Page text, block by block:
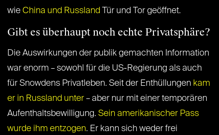
wie China und Russland Tür und Tor geöffnet.
Gibt es überhaupt noch echte Privatsphäre?
Die Auswirkungen der publik gemachten Information
war enorm – sowohl für die US-Regierung als auch
für Snowdens Privatleben. Seit der Enthüllungen kam
er in Russland unter – aber nur mit einer temporären
Aufenthaltsbewilligung. Sein amerikanischer Pass
wurde ihm entzogen. Er kann sich weder frei